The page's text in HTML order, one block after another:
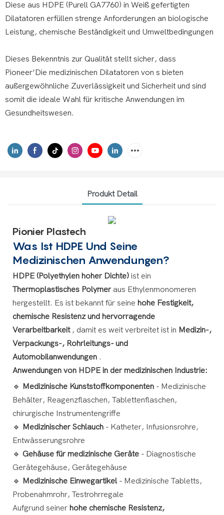
Diese aus HDPE (Purell GA7760) in Weiß gefertigten
Dilatatoren erfüllen strenge Anforderungen an biologische
Leistung, chemische Beständigkeit und Umweltbedingungen
Dieses Bekenntnis zur Qualität stellt sicher, dass
Pioneer’Die medizinischen Dilatatoren von s bieten
außergewöhnliche Zuverlässigkeit und Sicherheit und sind
somit die ideale Wahl für kritische Anwendungen im
Gesundheitswesen.
Produkt Detail
Pionier Plastech
Was Ist HDPE Und Seine
Medizinischen Anwendungen?
HDPE (Polyethylen hoher Dichte) ist ein
Thermoplastisches Polymer aus Ethylenmonomeren
hergestellt. Es ist bekannt für seine hohe Festigkeit,
chemische Resistenz und hervorragende
Verarbeitbarkeit , damit es weit verbreitet ist in Medizin-,
Verpackungs-, Rohrleitungs- und
Automobilanwendungen .
Anwendungen von HDPE in der medizinischen Industrie:
🔹 Medizinische Kunststoffkomponenten - Medizinische
Behälter, Reagenzflaschen, Tablettenflaschen,
chirurgische Instrumentengriffe
🔹 Medizinischer Schlauch - Katheter, Infusionsrohre,
Entwässerungsrohre
🔹 Gehäuse für medizinische Geräte - Diagnostische
Gerätegehäuse, Gerätegehäuse
🔹 Medizinische Einwegartikel - Medizinische Tabletts,
Probenahmrohr, Testrohrregale
Aufgrund seiner hohe chemische Resistenz,